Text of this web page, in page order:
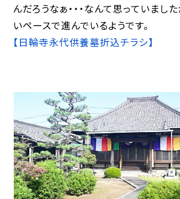
んだろうなぁ・・・なんて思っていまし
いペースで進んでいるようです。
【日輪寺永代供養墓折込チラシ】